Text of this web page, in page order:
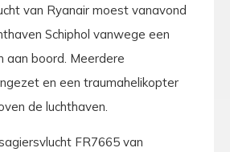
van Ryanair moest vanavond
Schiphol vanwege een
aan boord. Meerdere
en een traumahelikopter
de luchthaven.
FR7665 van